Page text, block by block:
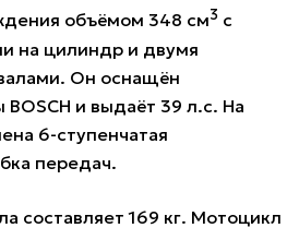
объёмом 348 см3 с
на цилиндр и двумя
Он оснащён
и выдаёт 39 л.с. На
6-ступенчатая
передач.
составляет 169 кг. Мотоцикл